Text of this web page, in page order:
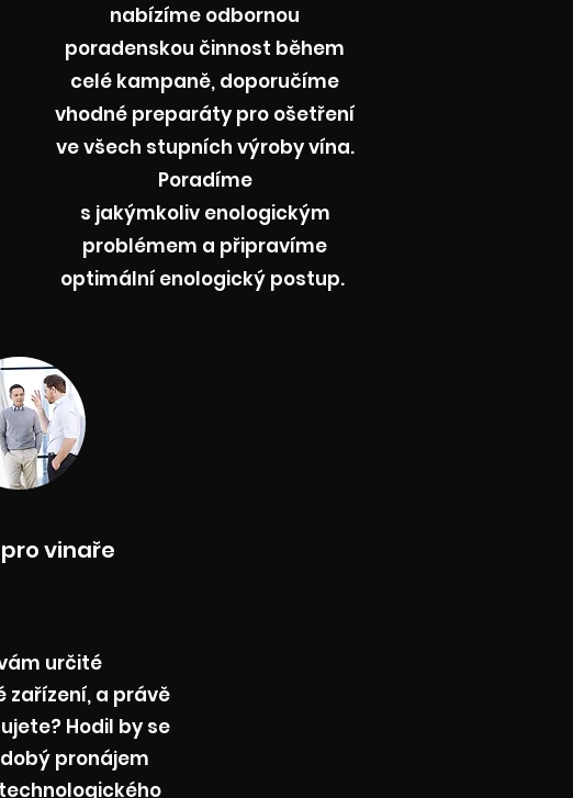
nabízíme odbornou
poradenskou činnost během
celé kampaně, doporučíme
vhodné preparáty pro ošetření
ve všech stupních výroby vína.
Poradíme
s jakýmkoliv enologickým
problémem a připravíme
optimální enologický postup.
vinaře
určité
zařízení, a právě
Hodil by se
pronájem